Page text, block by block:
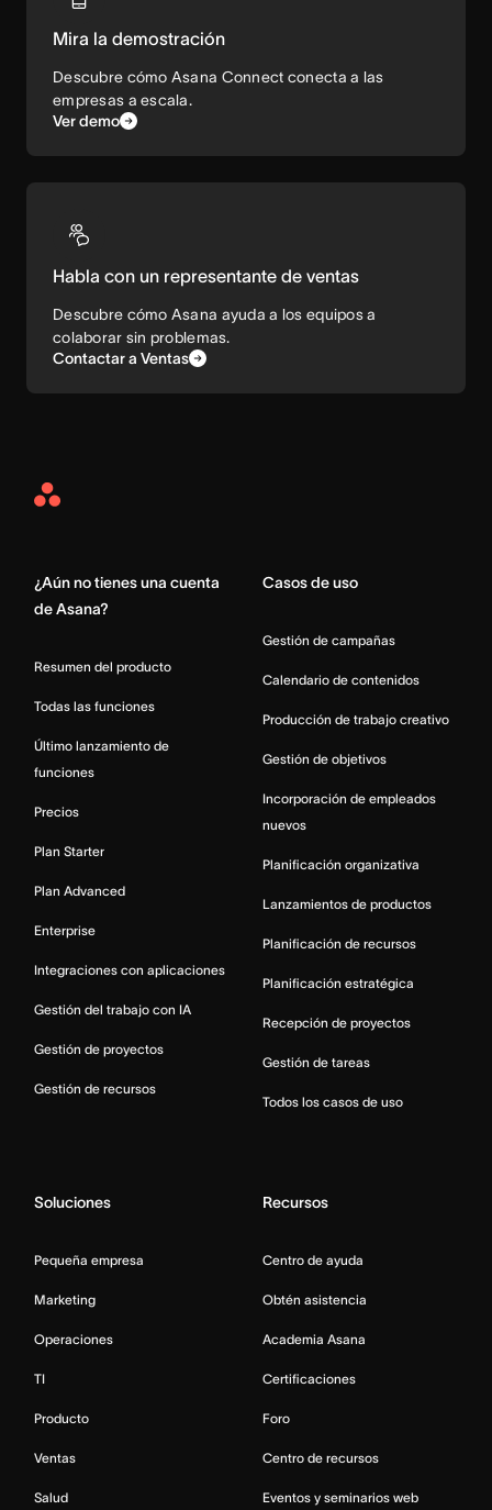
Mira la demostración
Descubre cómo Asana Connect conecta a las
empresas a escala.
Ver demo
Habla con un representante de ventas
Descubre cómo Asana ayuda a los equipos a
colaborar sin problemas.
Contactar a Ventas
Asana
¿Aún no tienes una cuenta
de Asana?
Resumen del producto
Todas las funciones
Último lanzamiento de
funciones
Precios
Plan Starter
Plan Advanced
Enterprise
Integraciones con aplicaciones
Gestión del trabajo con IA
Gestión de proyectos
Gestión de recursos
Casos de uso
Gestión de campañas
Calendario de contenidos
Producción de trabajo creativo
Gestión de objetivos
Incorporación de empleados
nuevos
Planificación organizativa
Lanzamientos de productos
Planificación de recursos
Planificación estratégica
Recepción de proyectos
Gestión de tareas
Todos los casos de uso
Soluciones
Pequeña empresa
Marketing
Operaciones
TI
Producto
Ventas
Salud
Recursos
Centro de ayuda
Obtén asistencia
Academia Asana
Certificaciones
Foro
Centro de recursos
Eventos y seminarios web